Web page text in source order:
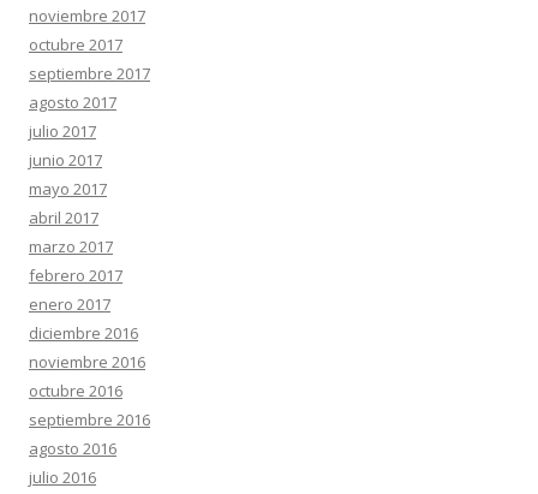
noviembre 2017
octubre 2017
septiembre 2017
agosto 2017
julio 2017
junio 2017
mayo 2017
abril 2017
marzo 2017
febrero 2017
enero 2017
diciembre 2016
noviembre 2016
octubre 2016
septiembre 2016
agosto 2016
julio 2016